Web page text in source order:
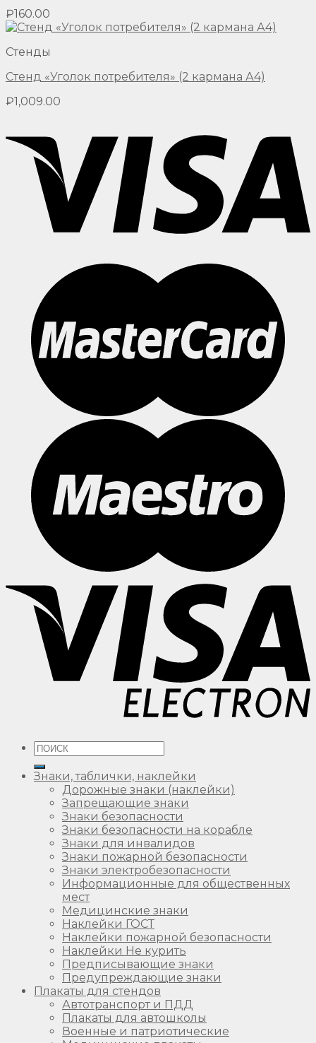
₽160.00
Стенды
Стенд «Уголок потребителя» (2 кармана А4)
₽1,009.00
Искать:
Знаки, таблички, наклейки
Дорожные знаки (наклейки)
Запрещающие знаки
Знаки безопасности
Знаки безопасности на корабле
Знаки для инвалидов
Знаки пожарной безопасности
Знаки электробезопасности
Информационные для общественных
мест
Медицинские знаки
Наклейки ГОСТ
Наклейки пожарной безопасности
Наклейки Не курить
Предписывающие знаки
Предупреждающие знаки
Плакаты для стендов
Автотранспорт и ПДД
Плакаты для автошколы
Военные и патриотические